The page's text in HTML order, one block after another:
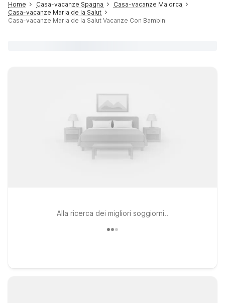
Home Casa-vacanze Spagna
Casa-vacanze Maiorca
Casa-vacanze Maria de la Salut
Casa-vacanze Maria de la Salut Vacanze Con Bambini
Alla ricerca dei migliori soggiorni..